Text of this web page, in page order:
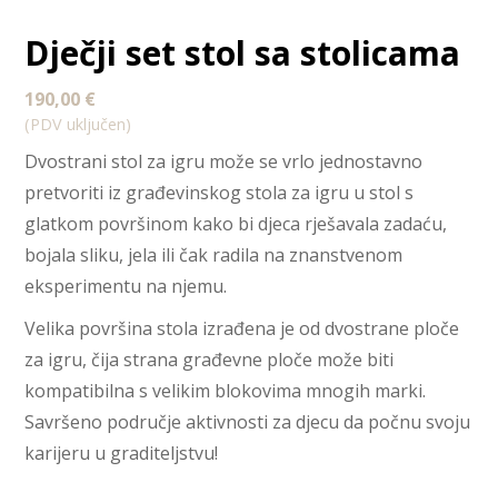
Dječji set stol sa stolicama
190,00 €
(PDV uključen)
Dvostrani stol za igru ​​može se vrlo jednostavno
pretvoriti iz građevinskog stola za igru ​​u stol s
glatkom površinom kako bi djeca rješavala zadaću,
bojala sliku, jela ili čak radila na znanstvenom
eksperimentu na njemu.
Velika površina stola izrađena je od dvostrane ploče
za igru, čija strana građevne ploče može biti
kompatibilna s velikim blokovima mnogih marki.
Savršeno područje aktivnosti za djecu da počnu svoju
karijeru u graditeljstvu!